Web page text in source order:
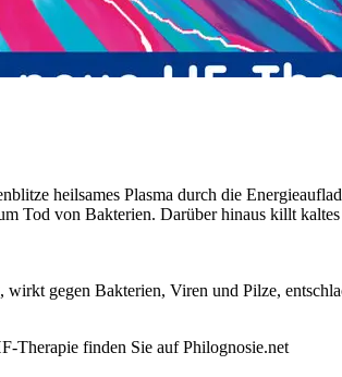
heilsames Plasma durch die
Tod von Bakterien. Darüber hinaus killt
gegen Bakterien, Viren und Pilze,
Therapie finden Sie auf Philognosie.net